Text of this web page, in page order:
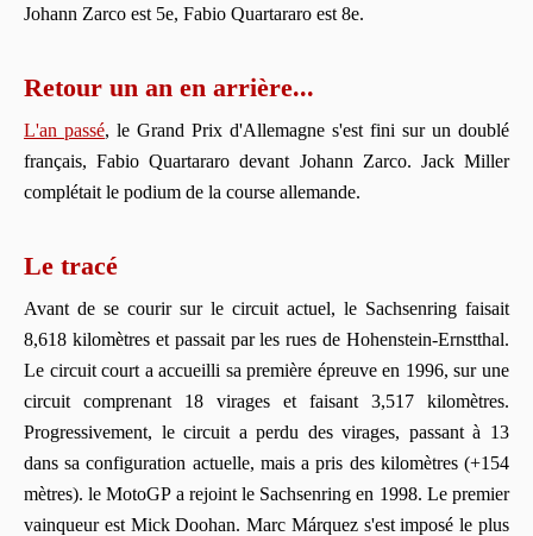
Johann Zarco est 5e, Fabio Quartararo est 8e.
Retour un an en arrière...
L'an passé, le Grand Prix d'Allemagne s'est fini sur un doublé
français, Fabio Quartararo devant Johann Zarco. Jack Miller
complétait le podium de la course allemande.
Le tracé
Avant de se courir sur le circuit actuel, le Sachsenring faisait
8,618 kilomètres et passait par les rues de Hohenstein-Ernstthal.
Le circuit court a accueilli sa première épreuve en 1996, sur une
circuit comprenant 18 virages et faisant 3,517 kilomètres.
Progressivement, le circuit a perdu des virages, passant à 13
dans sa configuration actuelle, mais a pris des kilomètres (+154
mètres). le MotoGP a rejoint le Sachsenring en 1998. Le premier
vainqueur est Mick Doohan. Marc Márquez s'est imposé le plus